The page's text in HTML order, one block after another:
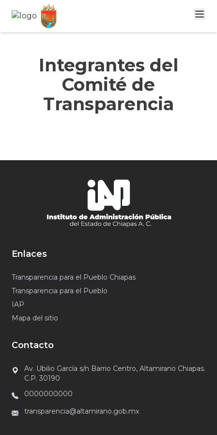
Integrantes del
Comité de
Transparencia
Enlaces
Transparencia para el Pueblo Chiapas
Transparencia para el Pueblo
IAP
Mapa del sitio
Contacto
Av. Ubilio García s/n Barrio Centro, Altamirano Chiapas.
C.P. 30190
0000000000
transparencia@altamirano.gob.mx